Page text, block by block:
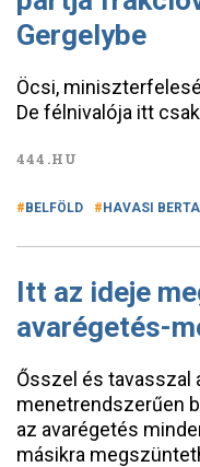
Gergelybe
Öcsi,
De félnivalója itt
444.HU
BELFÖLD HAVASI
Itt az ideje
avarégetés-
Ősszel és tavasszal
menetrendszerűen
az avarégetés
másikra